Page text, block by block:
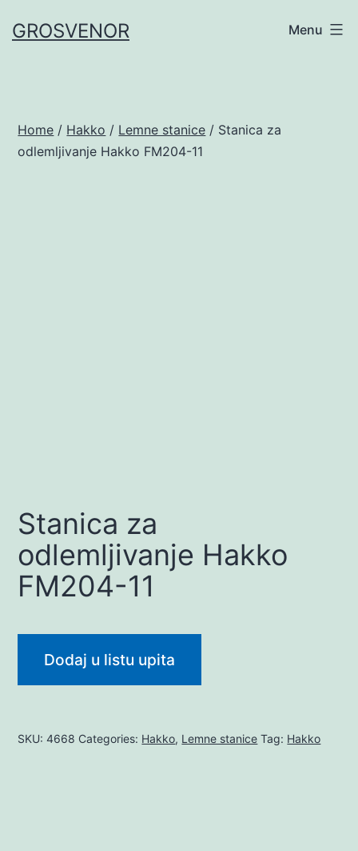
toGROSVENOR Menu
Home / Hakko / Lemne stanice / Stanica za
odlemljivanje Hakko FM204-11
Stanica za
odlemljivanje Hakko
FM204-11
Dodaj u listu upita
SKU:4668 Categories: Hakko, Lemne stanice Tag: Hakko